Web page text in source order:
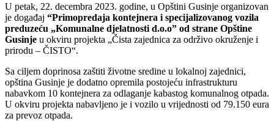
U petak, 22. decembra 2023. godine, u Opštini Gusinje organizovan
je događaj “Primopredaja kontejnera i specijalizovanog vozila
preduzeću „Komunalne djelatnosti d.o.o” od strane Opštine
Gusinje u okviru projekta „Čista zajednica za održivo okruženje i
prirodu – ČISTO“.
Sa ciljem doprinosa zaštiti životne sredine u lokalnoj zajednici,
opština Gusinje je dodatno opremila postojeću infrastrukturu
nabavkom 10 kontejnera za odlaganje kabastog komunalnog otpada.
U okviru projekta nabavljeno je i vozilo u vrijednosti od 79.150 eura
za prevoz otpada.